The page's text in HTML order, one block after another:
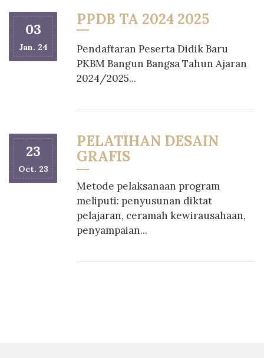
03
Jan. 24
PPDB TA 2024 2025
Pendaftaran Peserta Didik Baru
PKBM Bangun Bangsa Tahun Ajaran
2024/2025...
23
Oct. 23
PELATIHAN DESAIN
GRAFIS
Metode pelaksanaan program
meliputi: penyusunan diktat
pelajaran, ceramah kewirausahaan,
penyampaian...